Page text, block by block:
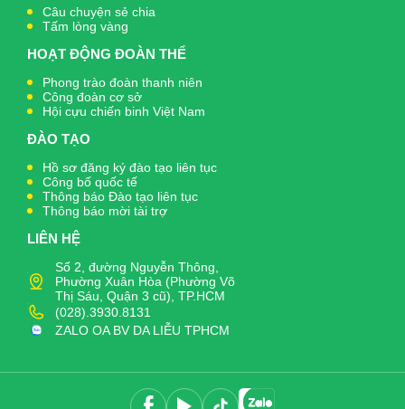
Câu chuyện sẻ chia
Tấm lòng vàng
HOẠT ĐỘNG ĐOÀN THỂ
Phong trào đoàn thanh niên
Công đoàn cơ sở
Hội cựu chiến binh Việt Nam
ĐÀO TẠO
Hồ sơ đăng ký đào tạo liên tục
Công bố quốc tế
Thông báo Đào tạo liên tục
Thông báo mời tài trợ
LIÊN HỆ
Số 2, đường Nguyễn Thông,
Phường Xuân Hòa (Phường Võ
Thị Sáu, Quận 3 cũ), TP.HCM
(028).3930.8131
ZALO OA BV DA LIỄU TPHCM